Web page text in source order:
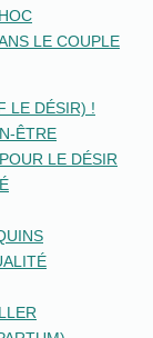
LE COUPLE
LE DÉSIR) !
ÊTRE
LE DÉSIR